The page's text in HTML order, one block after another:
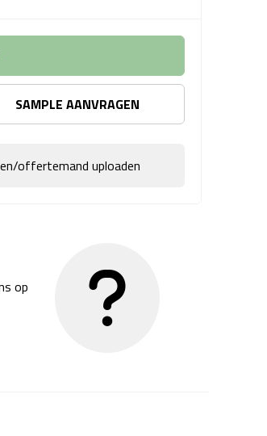
SAMPLE AANVRAGEN
offertemand uploaden
op